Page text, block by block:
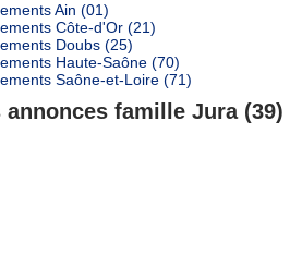
Ain (01)
Côte-d'Or (21)
Doubs (25)
Haute-Saône (70)
Saône-et-Loire (71)
famille Jura (39)